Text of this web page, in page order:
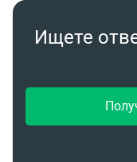
Ищете